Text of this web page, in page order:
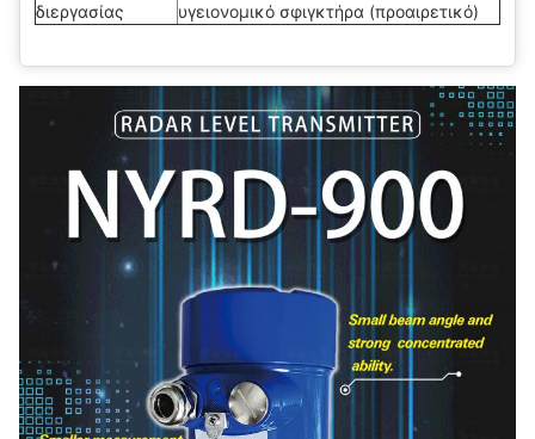
διεργασίας
υγειονομικό σφιγκτήρα (προαιρετικό)